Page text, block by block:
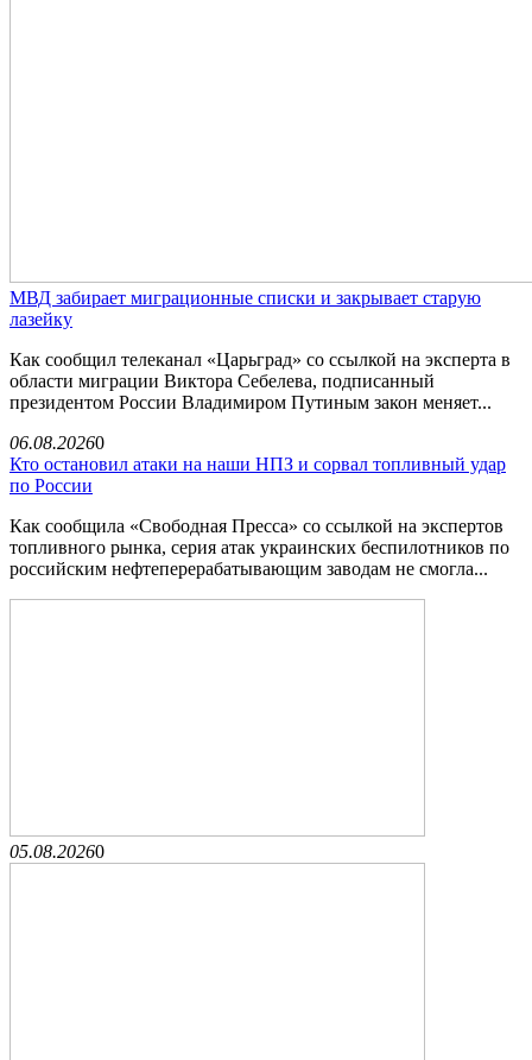
МВД забирает миграционные списки и закрывает старую
лазейку
Как сообщил телеканал «Царьград» со ссылкой на эксперта в
области миграции Виктора Себелева, подписанный
президентом России Владимиром Путиным закон меняет...
06.08.20260
Кто остановил атаки на наши НПЗ и сорвал топливный удар
по России
Как сообщила «Свободная Пресса» со ссылкой на экспертов
топливного рынка, серия атак украинских беспилотников по
российским нефтеперерабатывающим заводам не смогла...
05.08.20260